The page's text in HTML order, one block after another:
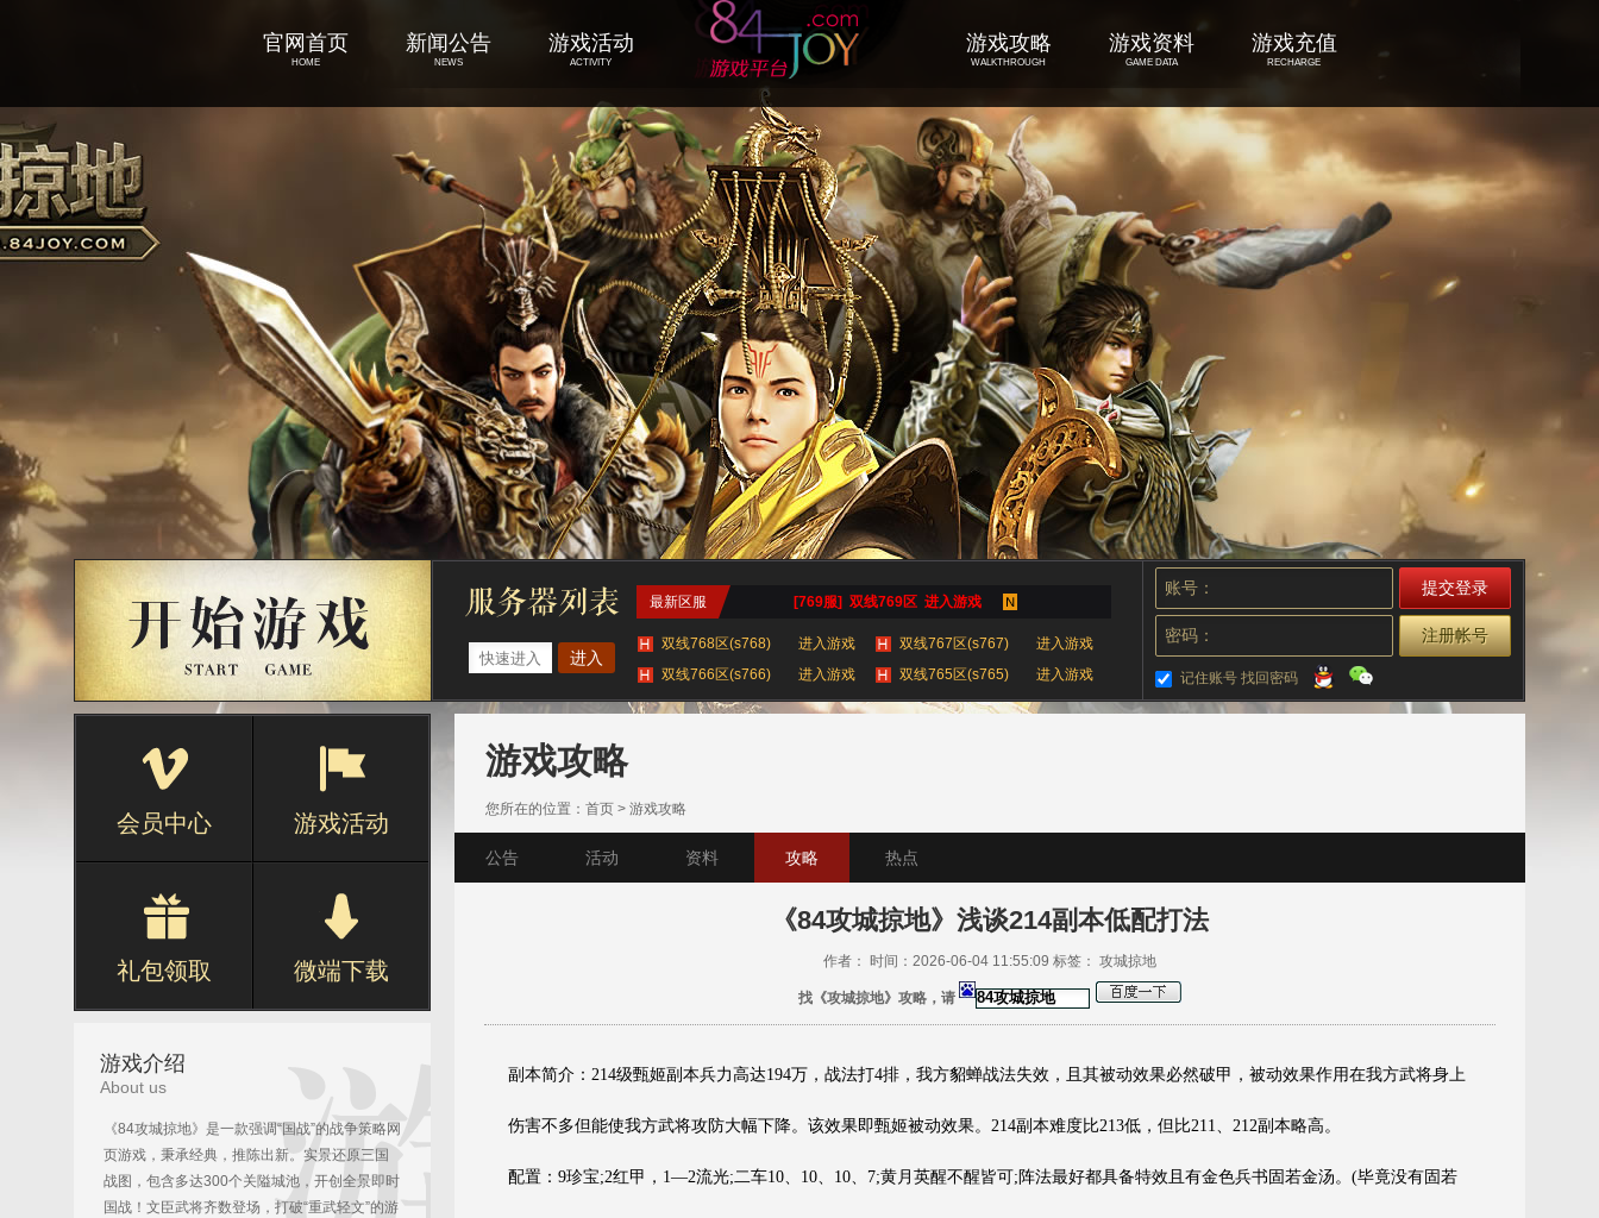
官网首页
HOME
新闻公告
NEWS
游戏活动
ACTIVITY
游戏攻略
WALKTHROUGH
游戏资料
GAME DATA
游戏充值
RECHARGE
最新区服 [769服] 双线769区 进入游戏
进入
进入游戏
双线768区(s768) 进入游戏
双线767区(s767)
进入游戏
双线766区(s766) 进入游戏
双线765区(s765)
进入游戏
双线764区(s764) 查看更多服务器 >
账号：
密码： 注册帐号
记住账号 找回密码
会员中心 游戏活动
礼包领取 微端下载
游戏介绍
About us
《84攻城掠地》是一款强调“国战”的战争策略网
页游戏，秉承经典，推陈出新。实景还原三国
战图，包含多达300个关隘城池，开创全景即时
国战！文臣武将齐数登场，打破“重武轻文”的游
游戏攻略
您所在的位置： 首页 > 游戏攻略
公告 活动 资料 攻略 热点
《84攻城掠地》浅谈214副本低配打法
作者： 时间：2026-06-04 11:55:09 标签： 攻城掠地
找《攻城掠地》攻略，请
副本简介：214级甄姬副本兵力高达194万，战法打4排，我方貂蝉战法失效，且其被动效果必然破甲，被动效果作用在我方武将身上
伤害不多但能使我方武将攻防大幅下降。该效果即甄姬被动效果。214副本难度比213低，但比211、212副本略高。
配置：9珍宝;2红甲，1—2流光;二车10、10、10、7;黄月英醒不醒皆可;阵法最好都具备特效且有金色兵书固若金汤。(毕竟没有固若